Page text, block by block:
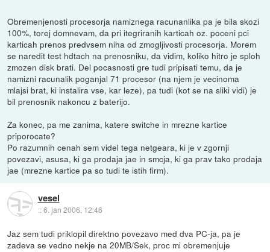
Obremenjenosti procesorja namiznega racunanlika pa je bila skozi
100%, torej domnevam, da pri itegriranih karticah oz. poceni pci
karticah prenos predvsem niha od zmogljivosti procesorja. Morem
se naredit test hdtach na prenosniku, da vidim, koliko hitro je sploh
zmozen disk brati. Del pocasnosti gre tudi pripisati temu, da je
namizni racunalik poganjal 71 procesor (na njem je vecinoma
mlajsi brat, ki instalira vse, kar leze), pa tudi (kot se na sliki vidi) je
bil prenosnik nakoncu z baterijo.
Za konec, pa me zanima, katere switche in mrezne kartice
priporocate?
Po razumnih cenah sem videl tega netgeara, ki je v zgornji
povezavi, asusa, ki ga prodaja jae in smcja, ki ga prav tako prodaja
jae (mrezne kartice pa so tudi te istih firm).
vesel
::6. jan 2006, 12:46
Jaz sem tudi priklopil direktno povezavo med dva PC-ja, pa je
zadeva se vedno nekje na 20MB/Sek, proc mi obremenjuje